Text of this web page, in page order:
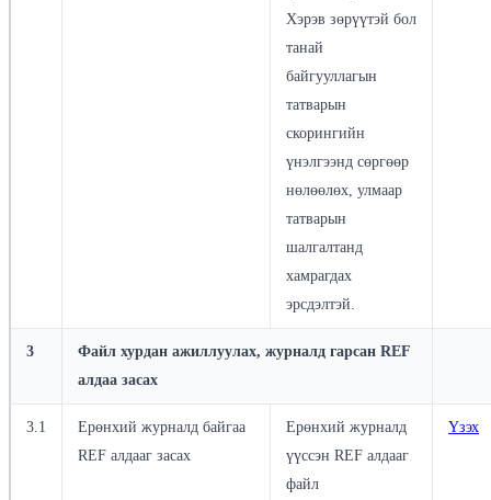
Хэрэв зөрүүтэй бол
танай
байгууллагын
татварын
скорингийн
үнэлгээнд сөргөөр
нөлөөлөх, улмаар
татварын
шалгалтанд
хамрагдах
эрсдэлтэй.
3
Файл хурдан ажиллуулах, журналд гарсан REF
алдаа засах
3.1
Ерөнхий журналд байгаа
REF алдааг засах
Ерөнхий журналд
үүссэн REF алдааг
файл
Үзэх